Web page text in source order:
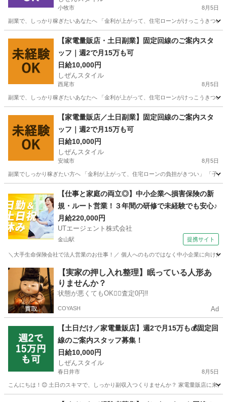
小牧市 8月5日
副業で、しっかり稼ぎたいあなたへ 「金利が上がって、住宅ローンがけっこうきつ
家電量販店 ネット
【家電量販店・土日副業】固定回線のご案内スタ
ッフ｜週2で月15万も可
日給10,000円
しぜんスタイル
西尾市 8月5日
副業で、しっかり稼ぎたいあなたへ 「金利が上がって、住宅ローンがけっこうきつ
家電量販店 ネット
【家電量販店／土日副業】固定回線のご案内スタ
ッフ｜週2で月15万も可
日給10,000円
しぜんスタイル
安城市 8月5日
副業でしっかり稼ぎたい方へ 「金利が上がって、住宅ローンの負担がきつい」 「子
家電量販店 スタッフ
【仕事と家庭の両立◎】中小企業へ損害保険の新
規・ルート営業！３年間の研修で未経験でも安心♪
月給220,000円
UTエージェント株式会社
金山駅 提携サイト
＼大手生命保険会社で法人営業のお仕事！／ 個人へのものではなく中小企業に向け
愛知 名古屋市 金山駅 営業
【実家の押し入れ整理】眠っている人形あ
りませんか？
状態が悪くてもOK🙆‍♀️査定0円‼️
COYASH Ad
【土日だけ／家電量販店】週2で月15万も💰固定回
線のご案内スタッフ募集！
日給10,000円
しぜんスタイル
春日井市 8月5日
こんにちは！😊 土日のスキマで、しっかり副収入つくりませんか？ 家電量販店に来
家電量販店 スタッフ